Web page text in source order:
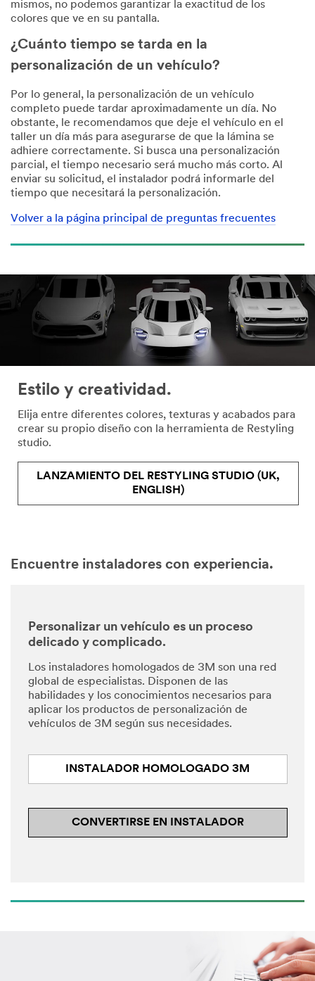
mismos, no podemos garantizar la exactitud de los
colores que ve en su pantalla.
¿Cuánto tiempo se tarda en la
personalización de un vehículo?
Por lo general, la personalización de un vehículo
completo puede tardar aproximadamente un día. No
obstante, le recomendamos que deje el vehículo en el
taller un día más para asegurarse de que la lámina se
adhiere correctamente. Si busca una personalización
parcial, el tiempo necesario será mucho más corto. Al
enviar su solicitud, el instalador podrá informarle del
tiempo que necesitará la personalización.
Volver a la página principal de preguntas frecuentes
Estilo y creatividad.
Elija entre diferentes colores, texturas y acabados para
crear su propio diseño con la herramienta de Restyling
studio.
LANZAMIENTO DEL RESTYLING STUDIO (UK,
ENGLISH)
Encuentre instaladores con experiencia.
Personalizar un vehículo es un proceso
delicado y complicado.
Los instaladores homologados de 3M son una red
global de especialistas. Disponen de las
habilidades y los conocimientos necesarios para
aplicar los productos de personalización de
vehículos de 3M según sus necesidades.
INSTALADOR HOMOLOGADO 3M
CONVERTIRSE EN INSTALADOR